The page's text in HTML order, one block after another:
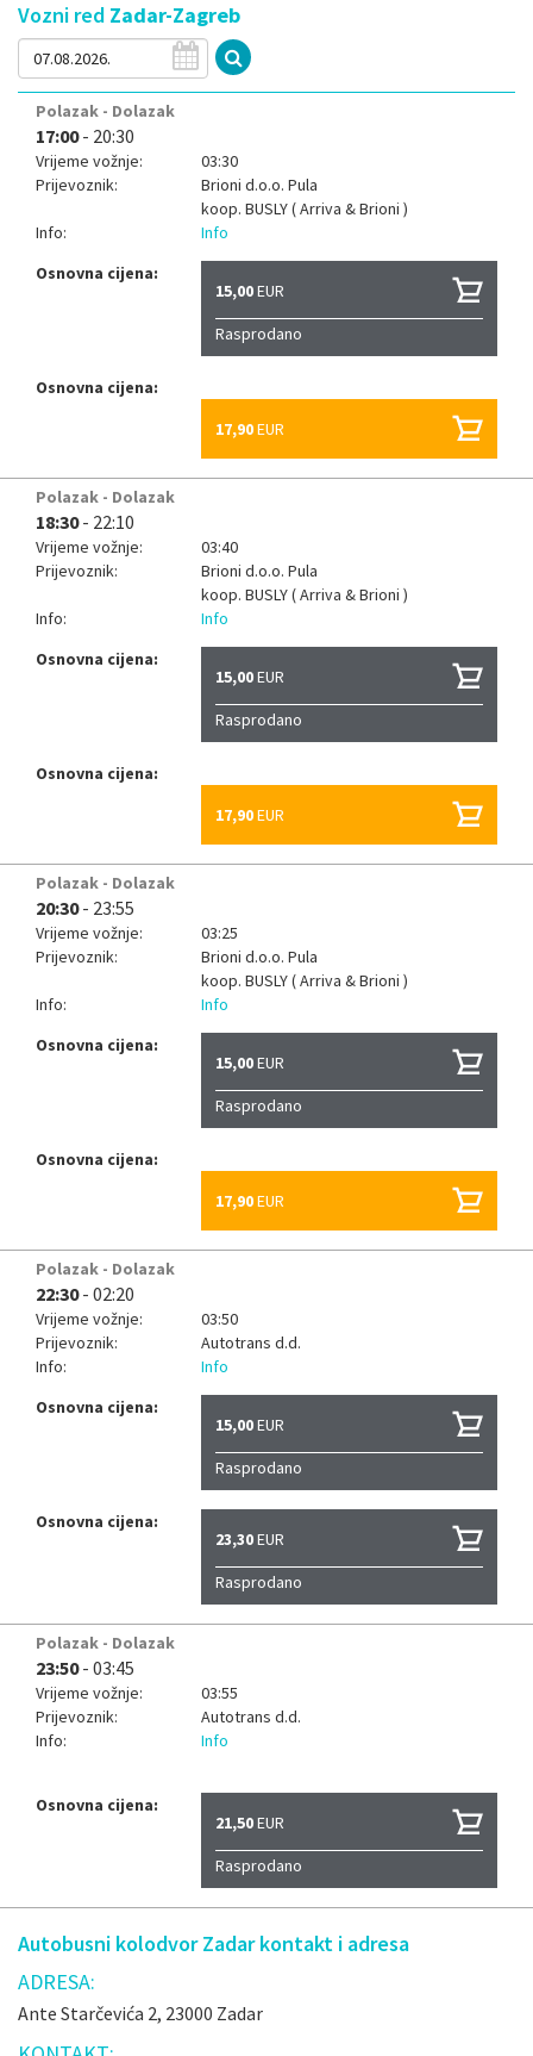
Vozni red Zadar-Zagreb
Polazak - Dolazak
17:00- 20:30
Vrijeme vožnje:
03:30
Prijevoznik:
Brioni d.o.o. Pula
koop. BUSLY ( Arriva & Brioni )
Info:
Info
Osnovna cijena:
15,00EUR
Rasprodano
Osnovna cijena:
17,90EUR
Polazak - Dolazak
18:30- 22:10
Vrijeme vožnje:
03:40
Prijevoznik:
Brioni d.o.o. Pula
koop. BUSLY ( Arriva & Brioni )
Info:
Info
Osnovna cijena:
15,00EUR
Rasprodano
Osnovna cijena:
17,90EUR
Polazak - Dolazak
20:30- 23:55
Vrijeme vožnje:
03:25
Prijevoznik:
Brioni d.o.o. Pula
koop. BUSLY ( Arriva & Brioni )
Info:
Info
Osnovna cijena:
15,00EUR
Rasprodano
Osnovna cijena:
17,90EUR
Polazak - Dolazak
22:30- 02:20
Vrijeme vožnje:
03:50
Prijevoznik:
Autotrans d.d.
Info:
Info
Osnovna cijena:
15,00EUR
Rasprodano
Osnovna cijena:
23,30EUR
Rasprodano
Polazak - Dolazak
23:50- 03:45
Vrijeme vožnje:
03:55
Prijevoznik:
Autotrans d.d.
Info:
Info
Osnovna cijena:
21,50EUR
Rasprodano
Autobusni kolodvor Zadar kontakt i adresa
ADRESA:
Ante Starčevića 2, 23000 Zadar